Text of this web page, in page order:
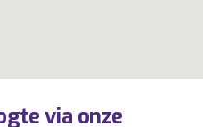
via onze